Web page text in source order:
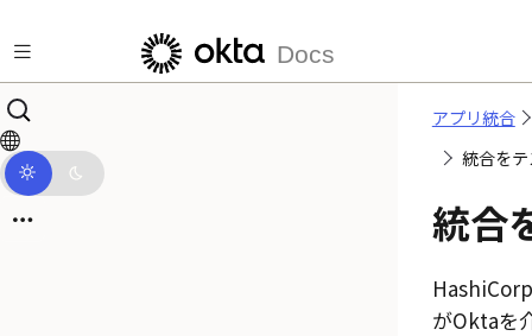
Docs
アプリ統合
統合を
統合
がOktaを